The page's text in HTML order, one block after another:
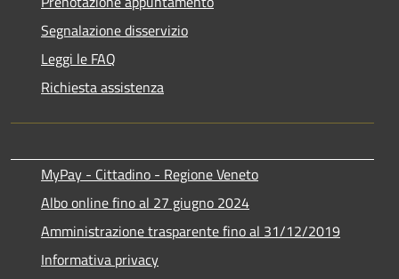
Segnalazione disservizio
Leggi le FAQ
Richiesta assistenza
MyPay - Cittadino - Regione Veneto
Albo online fino al 27 giugno 2024
Amministrazione trasparente fino al 31/12/2019
Informativa privacy